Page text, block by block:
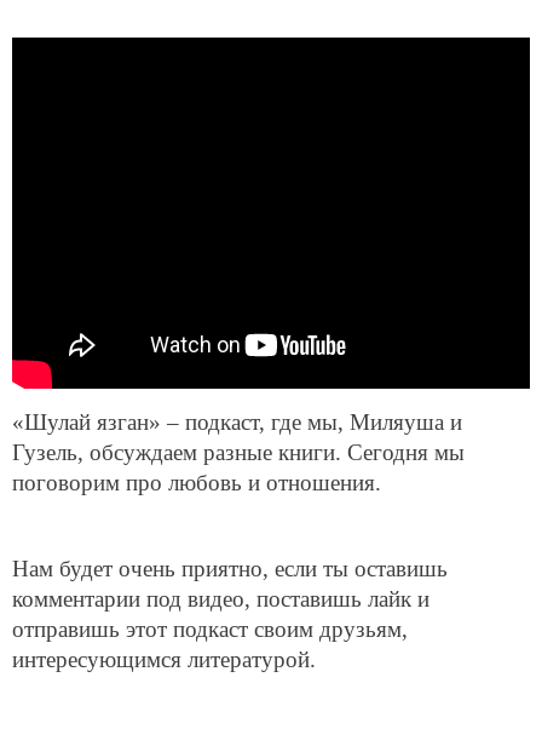
«Шулай язган» – подкаст, где мы, Миляуша и
Гузель, обсуждаем разные книги. Сегодня мы
поговорим про любовь и отношения.
Нам будет очень приятно, если ты оставишь
комментарии под видео, поставишь лайк и
отправишь этот подкаст своим друзьям,
интересующимся литературой.